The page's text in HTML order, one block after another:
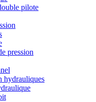
pilote
pression
hydrauliques